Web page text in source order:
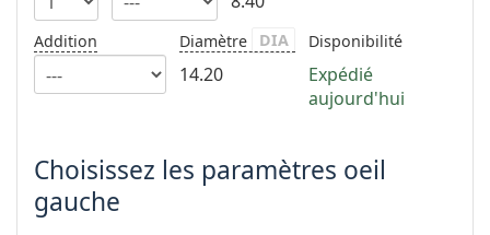
Addition Diamètre DIA
14.20
Disponibilité
Expédié
aujourd'hui
Choisissez les paramètres oeil
gauche